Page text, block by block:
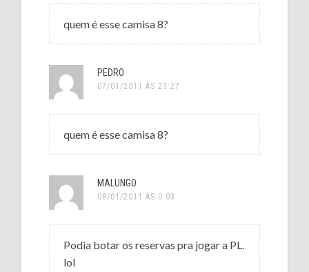
quem é esse camisa 8?
PEDRO
07/01/2011 ÀS 23:27
quem é esse camisa 8?
MALUNGO
08/01/2011 ÀS 0:03
Podia botar os reservas pra jogar a PL.
lol